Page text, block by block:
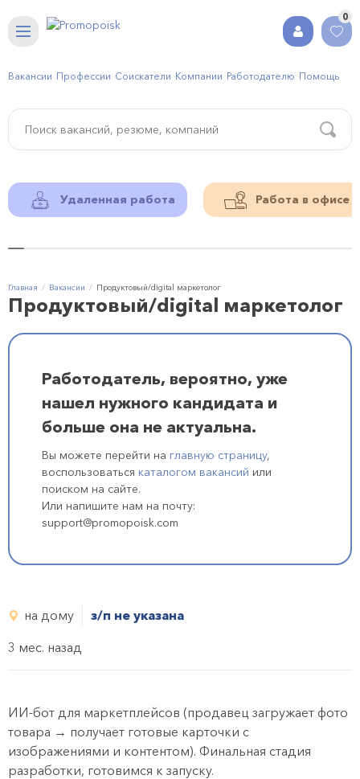
0
Вакансии Профессии Соискатели Компании Работодателю Помощь
Удаленная работа Работа в офисе
Главная Вакансии Продуктовый/digital маркетолог
Продуктовый/digital маркетолог
Работодатель, вероятно, уже
нашел нужного кандидата и
больше она не актуальна.
Вы можете перейти на главную страницу,
воспользоваться каталогом вакансий или
поиском на сайте.
Или напишите нам на почту:
support@promopoisk.com
на дому
з/п не указана
3 мес. назад
ИИ-бот для маркетплейсов (продавец загружает фото
товара → получает готовые карточки с
изображениями и контентом). Финальная стадия
разработки, готовимся к запуску.